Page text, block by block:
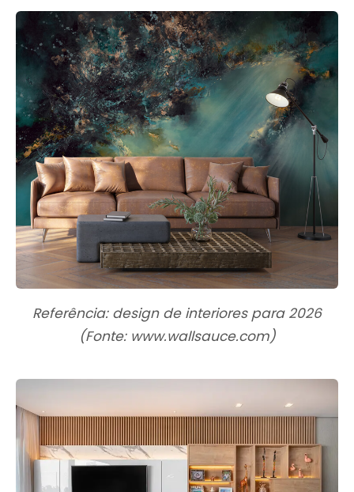
Referência: design de interiores para 2026
(Fonte: www.wallsauce.com)